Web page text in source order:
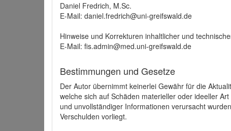
Daniel Fredrich, M.Sc.
E-Mail: daniel.fredrich@uni-greifswald.de
Hinweise und Korrekturen inhaltlicher und
E-Mail: fis.admin@med.uni-greifswald.de
Bestimmungen und Gesetze
Der Autor übernimmt keinerlei Gewähr für die
welche sich auf Schäden materieller oder ideeller
und unvollständiger Informationen verursacht
Verschulden vorliegt.